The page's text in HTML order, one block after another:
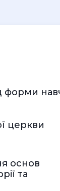
церкви
основ
та